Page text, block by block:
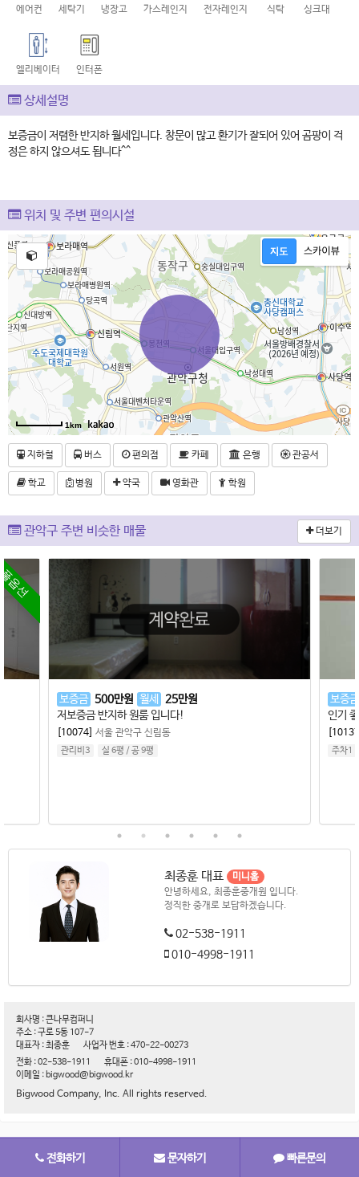
에어컨 세탁기 냉장고 가스레인지 전자레인지 식탁 싱크대
엘리베이터 인터폰
상세설명
보증금이 저렴한 반지하 월세입니다. 창문이 많고 환기가 잘되어 있어 곰팡이 걱
정은 하지 않으셔도 됩니다^^
위치 및 주변 편의시설
1km
지하철 버스 편의점 카페 은행 관공서
학교 병원 약국 영화관 학원
더보기
관악구 주변 비슷한 매물
보증금
인기 좋은 은천동 추천 원룸!
최종훈 대표 미니홈
안녕하세요, 최종훈중개원 입니다.
정직한 중개로 보답하겠습니다.
02-538-1911
010-4998-1911
회사명 : 큰나무컴퍼니
주소 : 구로 5동 107-7
대표자 : 최종훈
사업자 번호 : 470-22-00273
전화 : 02-538-1911
휴대폰 : 010-4998-1911
이메일 : bigwood@bigwood.kr
Bigwood Company, Inc. All rights reserved.
전화하기 문자하기 빠른문의